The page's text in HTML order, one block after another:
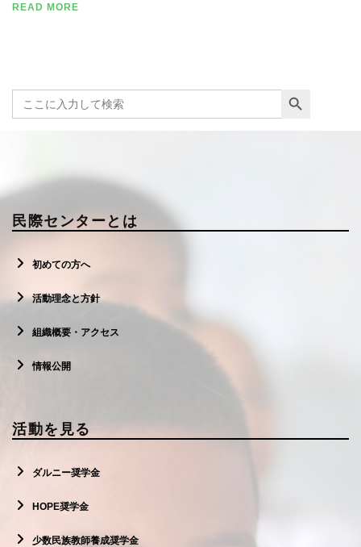
READ MORE
Search
for:
Search Button
民際センターとは
初めての方へ
活動理念と方針
組織概要・アクセス
情報公開
活動を見る
ダルニー奨学金
HOPE奨学金
少数民族教師養成奨学金